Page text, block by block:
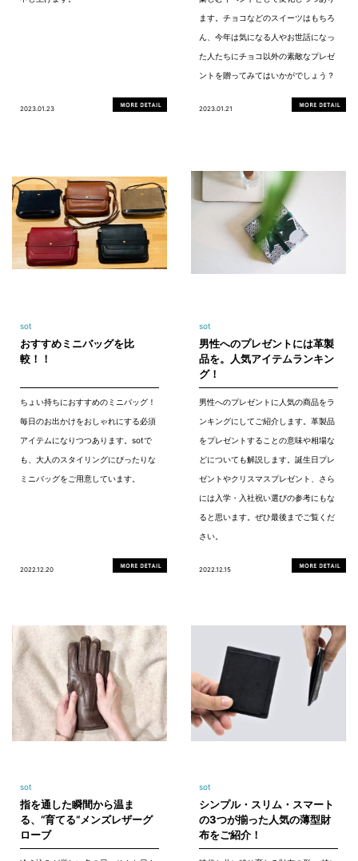
2023.01.23
ます。チョコなどのスイーツはもちろ
ん、今年は気になる人やお世話になっ
た人たちにチョコ以外の素敵なプレゼ
ントを贈ってみてはいかがでしょう？
2023.01.21
sot
おすすめミニバッグを比
較！！
ちょい持ちにおすすめのミニバッグ！
毎日のお出かけをおしゃれにする必須
アイテムになりつつあります。sotで
も、大人のスタイリングにぴったりな
ミニバッグをご用意しています。
2022.12.20
sot
男性へのプレゼントには革製
品を。人気アイテムランキン
グ！
男性へのプレゼントに人気の商品をラ
ンキングにしてご紹介します。革製品
をプレゼントすることの意味や相場な
どについても解説します。誕生日プレ
ゼントやクリスマスプレゼント、さら
には入学・入社祝い選びの参考にもな
ると思います。ぜひ最後までご覧くだ
さい。
2022.12.15
sot
指を通した瞬間から温ま
る、“育てる“メンズレザーグ
ローブ
sot
シンプル・スリム・スマート
の3つが揃った人気の薄型財
布をご紹介！